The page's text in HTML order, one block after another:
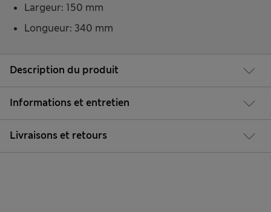
Description du produit
Informations et entretien
Livraisons et retours
Largeur: 150 mm
Longueur: 340 mm